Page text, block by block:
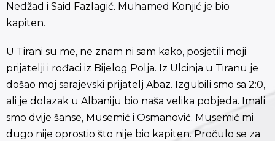
Nedžad i Said Fazlagić. Muhamed Konjić je bio
kapiten.
U Tirani su me, ne znam ni sam kako, posjetili moji
prijatelji i rođaci iz Bijelog Polja. Iz Ulcinja u Tiranu je
došao moj sarajevski prijatelj Abaz. Izgubili smo sa 2:0,
ali je dolazak u Albaniju bio naša velika pobjeda. Imali
smo dvije šanse, Musemić i Osmanović. Musemić mi
dugo nije oprostio što nije bio kapiten. Pročulo se za